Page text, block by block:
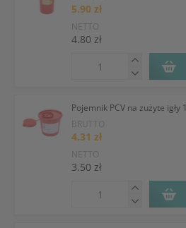
5.90 zł
NETTO
4.80 zł
Pojemnik PCV na zużyte igły
BRUTTO
4.31 zł
NETTO
3.50 zł